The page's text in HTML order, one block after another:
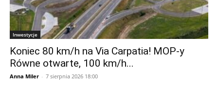
Inwestycje
Koniec 80 km/h na Via Carpatia! MOP-y
Równe otwarte, 100 km/h...
Anna Miler - 7 sierpnia 2026 18:00